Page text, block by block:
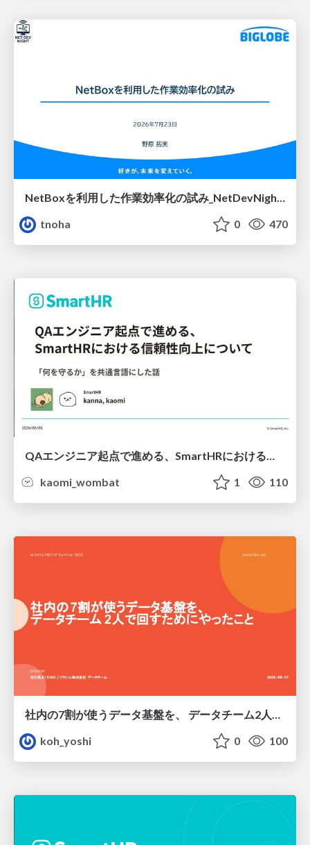
NetBoxを利用した作業効率化の試み_NetDevNight4
tnoha
0 470
QAエンジニア起点で進める、SmartHRにおける信頼性向上について
kaomi_wombat
1 110
koh_yoshi
0 100